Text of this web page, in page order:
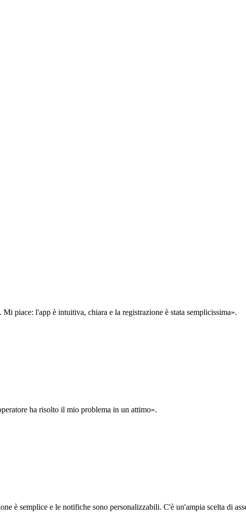
piace: l'app è intuitiva, chiara e la registrazione è stata semplicissima».
ha risolto il mio problema in un attimo».
è semplice e le notifiche sono personalizzabili. C'è un'ampia scelta di